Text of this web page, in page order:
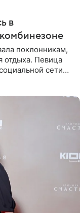
в
поклонникам,
отдыха. Певица
сети